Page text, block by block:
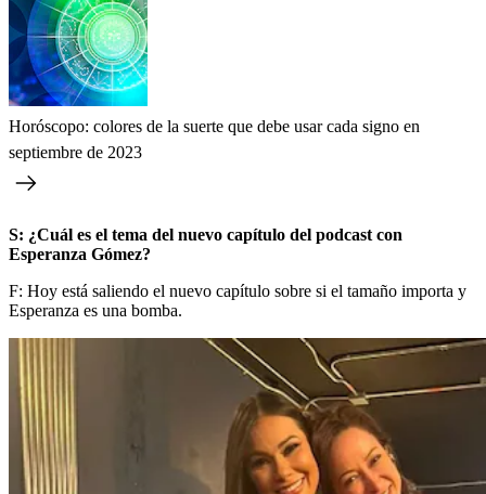
Horóscopo: colores de la suerte que debe usar cada signo en
septiembre de 2023
S: ¿Cuál es el tema del nuevo capítulo del podcast con
Esperanza Gómez?
F: Hoy está saliendo el nuevo capítulo sobre si el tamaño importa y
Esperanza es una bomba.